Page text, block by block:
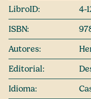
LibroID:
4-
ISBN:
Autores:
Editorial:
Idioma: